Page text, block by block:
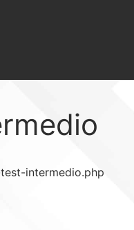
intermedio.php